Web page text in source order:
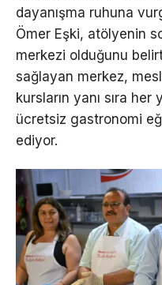
dayanışma ruhuna
Ömer Eşki, atölyenin
merkezi olduğunu
sağlayan merkez,
kursların yanı sıra
ücretsiz gastronomi
ediyor.